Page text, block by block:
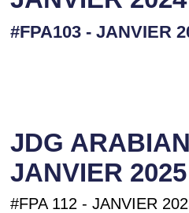
#FPA103 - JANVIER
JDG
JANVIER 2025
#FPA 112 - JANVIER